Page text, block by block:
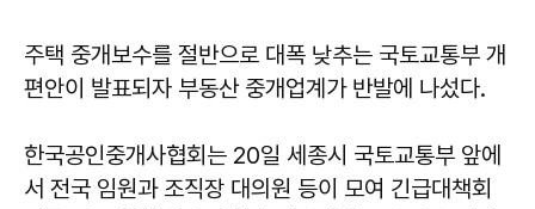
주택 중개보수를 절반으로 대폭 낮추는 국토교통부 개
편안이 발표되자 부동산 중개업계가 반발에 나섰다.
한국공인중개사협회는 20일 세종시 국토교통부 앞에
서 전국 임원과 조직장 대의원 등이 모여 긴급대책회